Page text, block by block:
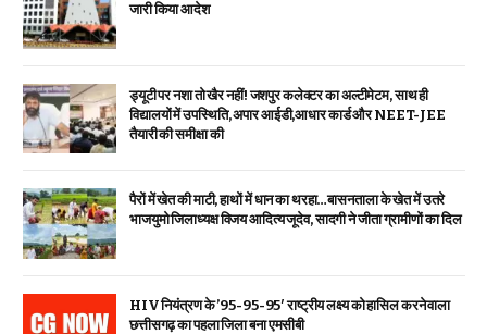
जारी किया आदेश
ड्यूटी पर नशा तो खैर नहीं! जशपुर कलेक्टर का अल्टीमेटम, साथ ही
विद्यालयों में उपस्थिति, अपार आईडी,आधार कार्ड और NEET-JEE
तैयारी की समीक्षा की
पैरों में खेत की माटी, हाथों में धान का थरहा…बासनताला के खेत में उतरे
भाजयुमो जिलाध्यक्ष विजय आदित्य जूदेव, सादगी ने जीता ग्रामीणों का दिल
HIV नियंत्रण के ’95-95-95′ राष्ट्रीय लक्ष्य को हासिल करने वाला
छत्तीसगढ़ का पहला जिला बना एमसीबी